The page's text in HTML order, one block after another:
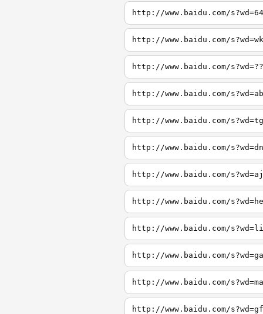
http://www.baidu.com/s?wd=64
http://www.baidu.com/s?wd=wk
http://www.baidu.com/s?wd=??
http://www.baidu.com/s?wd=ab
http://www.baidu.com/s?wd=tg
http://www.baidu.com/s?wd=dn
http://www.baidu.com/s?wd=aj
http://www.baidu.com/
http://www.baidu.com/
http://www.baidu.com/
http://www.baidu.com/
http://www.baidu.com/